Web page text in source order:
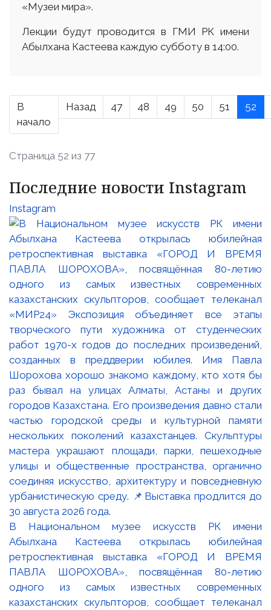
«Музеи мира».
Лекции будут проводится в ГМИ РК имени
Абылхана Кастеева каждую субботу в 14:00.
В
начало
Назад 47 48 49 50 51 52
Страница 52 из 77
Последние новости Instagram
Instagram
В Национальном музее искусств РК имени
Абылхана Кастеева открылась юбилейная
ретроспективная выставка «ГОРОД И ВРЕМЯ
ПАВЛА ШОРОХОВА», посвящённая 80-летию
одного из самых известных современных
казахстанских скульпторов, сообщает телеканал